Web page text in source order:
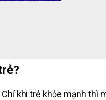
khi trẻ khỏe mạnh